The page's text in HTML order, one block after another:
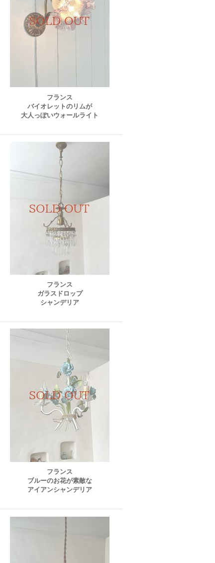
フランス
バイオレットのリムが
大人っぽいウォールライト
フランス
ガラスドロップ
シャンデリア
フランス
ブルーのお花が素敵な
アイアンシャンデリア